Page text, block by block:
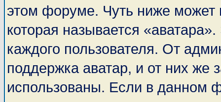
этом форуме. Чуть ниже может
которая называется
каждого пользователя. От
поддержка аватар, и от них же
использованы. Если в данном